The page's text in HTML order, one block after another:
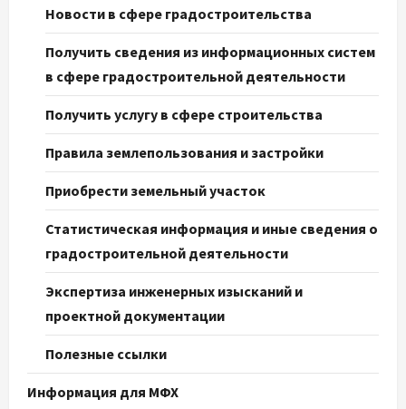
Новости в сфере градостроительства
Получить сведения из информационных систем
в сфере градостроительной деятельности
Получить услугу в сфере строительства
Правила землепользования и застройки
Приобрести земельный участок
Статистическая информация и иные сведения о
градостроительной деятельности
Экспертиза инженерных изысканий и
проектной документации
Полезные ссылки
Информация для МФХ